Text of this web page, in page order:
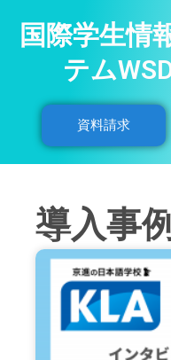
国際学生情
テム
資料請求
導入事例